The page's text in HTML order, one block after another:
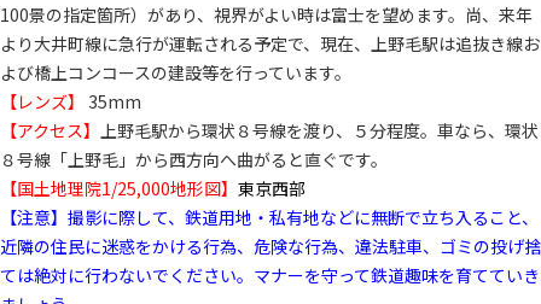
100景の指定箇所）があり、視界がよい時は富士を望めます。尚、来年
より大井町線に急行が運転される予定で、現在、上野毛駅は追抜き線お
よび橋上コンコースの建設等を行っています。
【レンズ】
35mm
【アクセス】 上野毛駅から環状８号線を渡り、５分程度。車なら、環状
８号線「上野毛」から西方向へ曲がると直ぐです。
【国土地理院1/25,000地形図】 東京西部
【注意】撮影に際して、鉄道用地・私有地などに無断で立ち入ること、
近隣の住民に迷惑をかける行為、危険な行為、違法駐車、ゴミの投げ捨
ては絶対に行わないでください。マナーを守って鉄道趣味を育てていき